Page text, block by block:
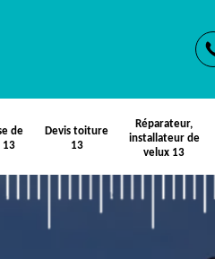
de
Devis toiture
13
Réparateur,
installateur de
velux 13